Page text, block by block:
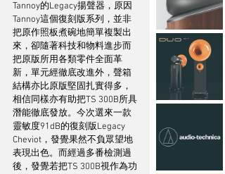
Tannoy的Legacy揚聲器，原因
Tannoy這個復刻版系列，並非
把原作照板煮碗地簡單複製出
來，卻隨著科技和物料進步而
把原版所用各類零件全面革
新，單元經徹底改進外，聲箱
結構亦比原版堅固扎實得多，
相信同樣亦有助把TS 300B所具
潛能徹底發放。今次選來一款
靈敏度91dB的復刻版Legacy
Cheviot，發覺果然不負眾望地
表現出色。而經過多番檢測過
後，發覺若把TS 300B視作為功